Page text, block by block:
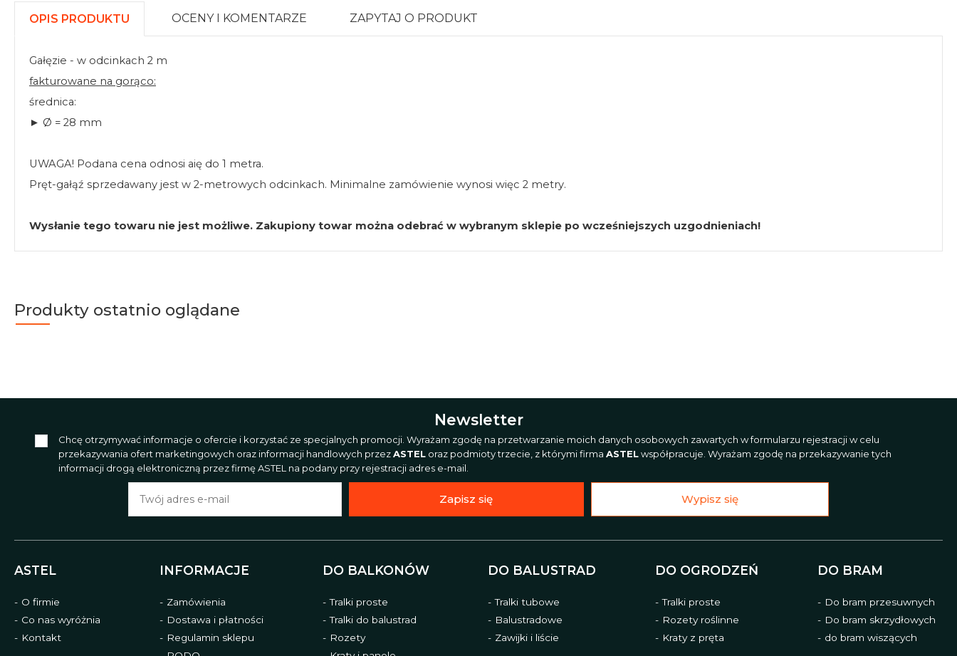
OPIS PRODUKTU OCENY I KOMENTARZE ZAPYTAJ O PRODUKT
Gałęzie - w odcinkach 2 m
fakturowane na gorąco:
średnica:
► Ø = 28 mm
UWAGA! Podana cena odnosi aię do 1 metra.
Pręt-gałąź sprzedawany jest w 2-metrowych odcinkach. Minimalne zamówienie wynosi więc 2 metry.
Wysłanie tego towaru nie jest możliwe. Zakupiony towar można odebrać w wybranym sklepie po wcześniejszych uzgodnieniach!
Produkty ostatnio oglądane
ASTEL
O firmie
Co nas wyróżnia
Kontakt
INFORMACJE
Zamówienia
Dostawa i płatności
Regulamin sklepu
DO BALKONÓW
Tralki proste
Tralki do balustrad
Rozety
DO BALUSTRAD
Tralki tubowe
Balustradowe
Zawijki i liście
DO OGRODZEŃ
Tralki proste
Rozety roślinne
Kraty z pręta
DO BRAM
Do bram przesuwnych
Do bram skrzydłowych
do bram wiszących
Newsletter
Chcę otrzymywać informacje o ofercie i korzystać ze specjalnych promocji. Wyrażam zgodę na przetwarzanie moich danych osobowych zawartych w formularzu rejestracji w celu
przekazywania ofert marketingowych oraz informacji handlowych przezASTEL oraz podmioty trzecie, z którymi firma ASTELwspółpracuje. Wyrażam zgodę na przekazywanie tych
informacji drogą elektroniczną przez firmę ASTEL na podany przy rejestracji adres e-mail.
Zapisz się Wypisz się